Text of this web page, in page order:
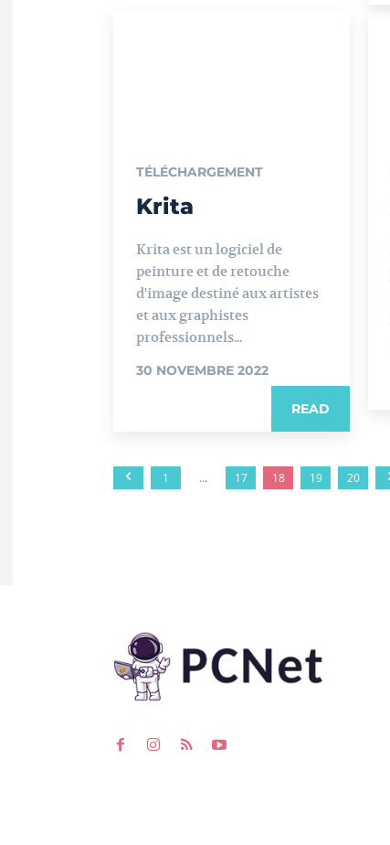
TÉLÉCHARGEMENT
Krita
Krita est un logiciel de
peinture et de retouche
d'image destiné aux artistes
et aux graphistes
professionnels...
30 NOVEMBRE 2022
READ
1 ... 17 18 19 20